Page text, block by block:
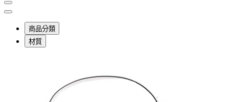
商品分類
材質